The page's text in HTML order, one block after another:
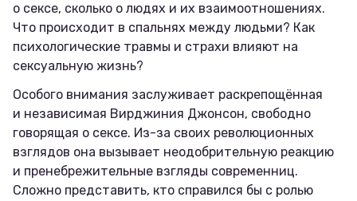
о сексе, сколько о людях и их взаимоотношениях.
Что происходит в спальнях между людьми? Как
психологические травмы и страхи влияют на
сексуальную жизнь?
Особого внимания заслуживает раскрепощённая
и независимая Вирджиния Джонсон, свободно
говорящая о сексе. Из-за своих революционных
взглядов она вызывает неодобрительную реакцию
и пренебрежительные взгляды современниц.
Сложно представить, кто справился бы с ролью